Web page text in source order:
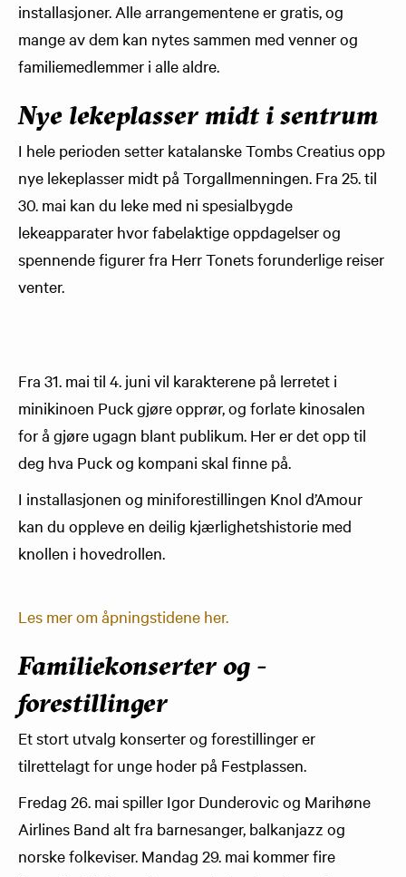
installasjoner. Alle arrangementene er gratis, og
mange av dem kan nytes sammen med venner og
familiemedlemmer i alle aldre.
Nye lekeplasser midt i sentrum
I hele perioden setter katalanske Tombs Creatius opp
nye lekeplasser midt på Torgallmenningen. Fra 25. til
30. mai kan du leke med ni spesialbygde
lekeapparater hvor fabelaktige oppdagelser og
spennende figurer fra Herr Tonets forunderlige reiser
venter.
Fra 31. mai til 4. juni vil karakterene på lerretet i
minikinoen Puck gjøre opprør, og forlate kinosalen
for å gjøre ugagn blant publikum. Her er det opp til
deg hva Puck og kompani skal finne på.
I installasjonen og miniforestillingen Knol d’Amour
kan du oppleve en deilig kjærlighetshistorie med
knollen i hovedrollen.
Les mer om åpningstidene her.
Familiekonserter og -
forestillinger
Et stort utvalg konserter og forestillinger er
tilrettelagt for unge hoder på Festplassen.
Fredag 26. mai spiller Igor Dunderovic og Marihøne
Airlines Band alt fra barnesanger, balkanjazz og
norske folkeviser. Mandag 29. mai kommer fire